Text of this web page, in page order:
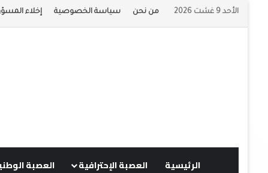
الأحد 9 غشت 2026 من نحن سياسة الخصوصية إخلاء
الرئيسية العصبة الإحترافية العصبة